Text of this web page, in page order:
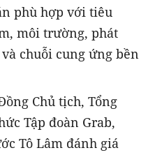
phù hợp với tiêu
môi trường, phát
chuỗi cung ứng bền
Chủ tịch, Tổng
Tập đoàn Grab,
Tô Lâm đánh giá